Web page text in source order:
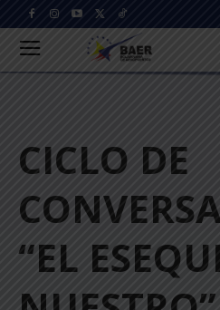
CICLO DE
“EL